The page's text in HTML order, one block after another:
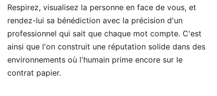
Respirez, visualisez la personne en face de vous, et
rendez-lui sa bénédiction avec la précision d'un
professionnel qui sait que chaque mot compte. C'est
ainsi que l'on construit une réputation solide dans des
environnements où l'humain prime encore sur le
contrat papier.